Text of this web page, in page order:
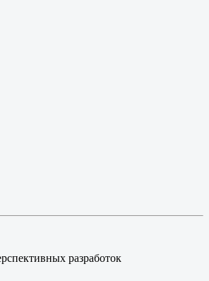
разработок